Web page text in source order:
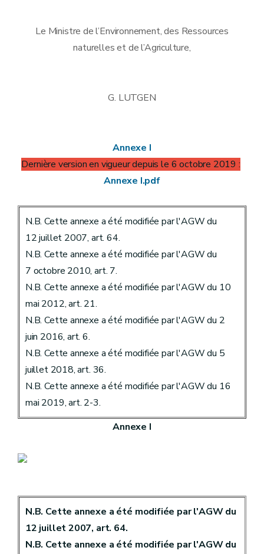
Le Ministre de l’Environnement, des Ressources
naturelles et de l’Agriculture,
G. LUTGEN
Annexe I
Dernière version en vigueur depuis le 6 octobre 2019 :
Annexe I.pdf
N.B. Cette annexe a été modifiée par l'AGW du
12 juillet 2007, art. 64.
N.B. Cette annexe a été modifiée par l'AGW du
7 octobre 2010, art. 7.
N.B. Cette annexe a été modifiée par l'AGW du 10
mai 2012, art. 21.
N.B. Cette annexe a été modifiée par l'AGW du 2
juin 2016, art. 6.
N.B. Cette annexe a été modifiée par l'AGW du 5
juillet 2018, art. 36.
N.B. Cette annexe a été modifiée par l'AGW du 16
mai 2019, art. 2-3.
Annexe I
N.B. Cette annexe a été modifiée par l'AGW du
12 juillet 2007, art. 64.
N.B. Cette annexe a été modifiée par l'AGW du